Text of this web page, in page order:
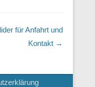
für Anfahrt und
Kontakt →